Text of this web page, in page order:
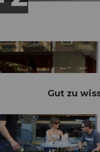
Gut zu